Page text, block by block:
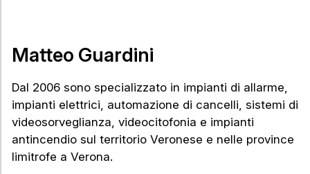
Matteo Guardini
Dal 2006 sono specializzato in impianti di allarme,
impianti elettrici, automazione di cancelli, sistemi di
videosorveglianza, videocitofonia e impianti
antincendio sul territorio Veronese e nelle province
limitrofe a Verona.